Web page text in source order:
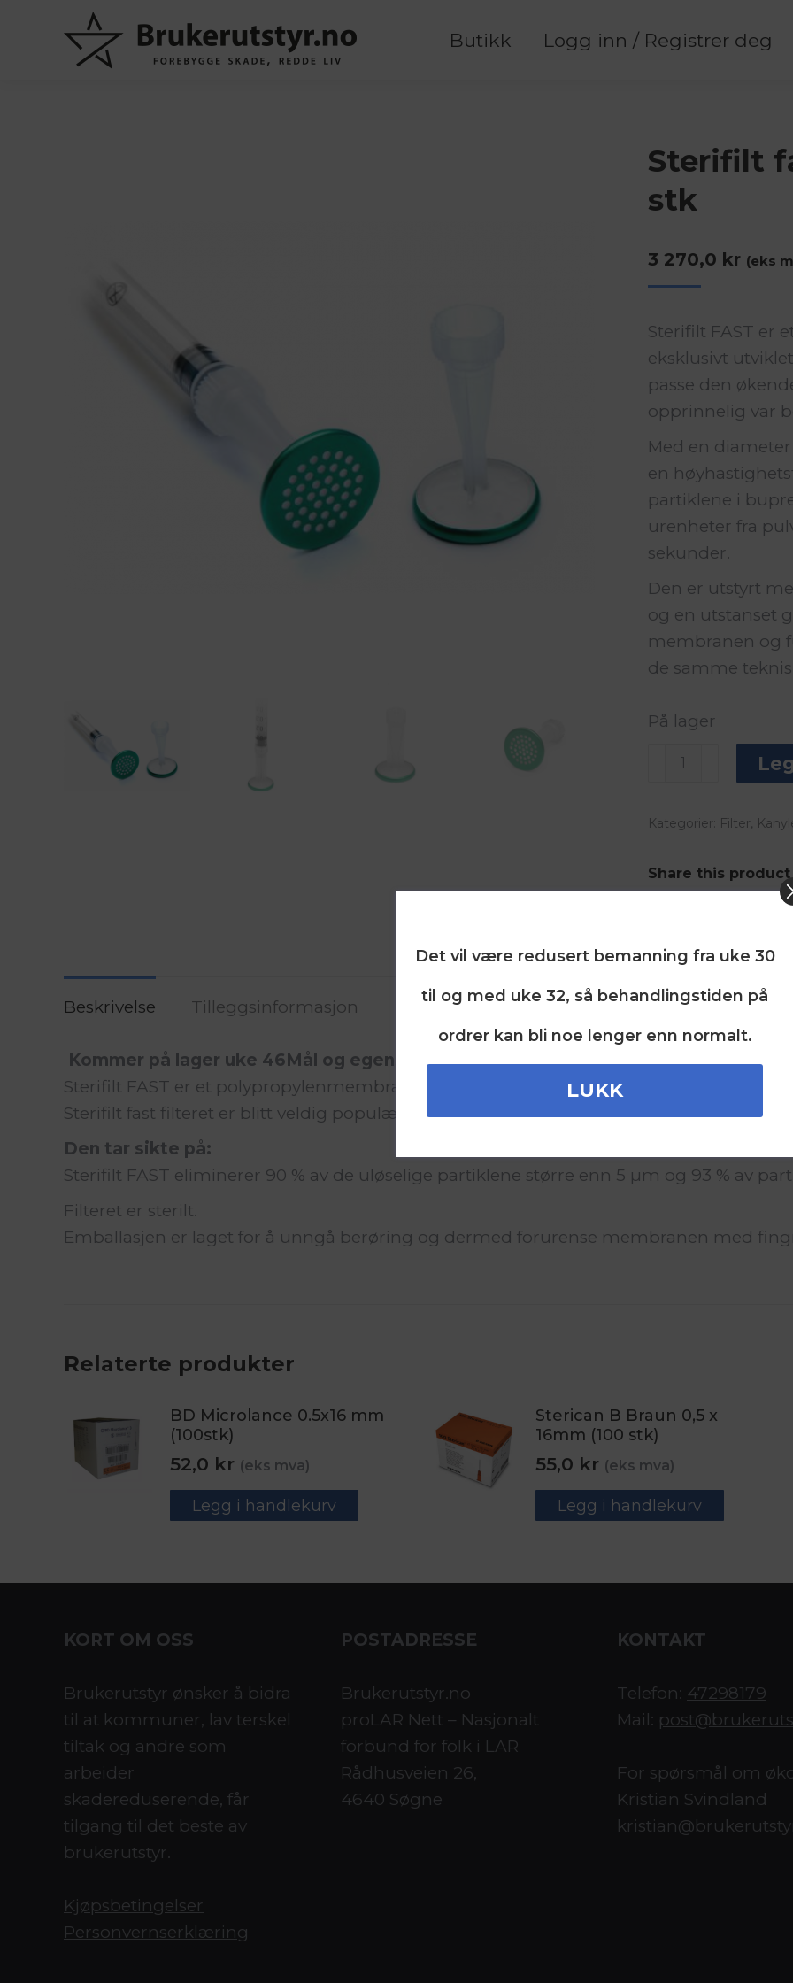
Butikk Logg inn / Registrer deg
Sterifilt
stk
3 270,0 kr (eks
Sterifilt FAST er
eksklusivt
passe den
opprinnelig var
Med en
en
partiklene i
urenheter fra
sekunder.
Den er utstyrt
og en utstanset
membranen og
de samme
På lager
Sterifilt
a
antall
Kategorier: Filter,
Share this product
Beskrivelse Tilleggsinformasjon
Kommer på lager uke 46Mål og egenskaper:
Sterifilt FAST er et polypropylenmembranfilter, kompatibelt med nesten alle sprøyter
Sterifilt fast filteret er blitt veldig populært og er enkelt i bruk.
Den tar sikte på:
Sterifilt FAST eliminerer 90 % av de uløselige partiklene større enn 5 µm og 93 % av
Filteret er sterilt.
Emballasjen er laget for å unngå berøring og dermed forurense membranen med
Relaterte produkter
BD Microlance 0.5x16 mm
(100stk)
52,0 kr (eks mva)
Legg i handlekurv
Sterican B Braun 0,5 x
16mm (100 stk)
55,0 kr (eks mva)
Legg i handlekurv
KORT OM OSS
Brukerutstyr ønsker å bidra
til at kommuner, lav terskel
tiltak og andre som
arbeider
skadereduserende, får
tilgang til det beste av
brukerutstyr.
Kjøpsbetingelser
Personvernserklæring
POSTADRESSE
Brukerutstyr.no
proLAR Nett – Nasjonalt
forbund for folk i LAR
Rådhusveien 26,
4640 Søgne
KONTAKT
Telefon: 47298179
Mail:
For spørsmål om
Kristian Svindland
Det vil være redusert bemanning fra uke 30
til og med uke 32, så behandlingstiden på
ordrer kan bli noe lenger enn normalt.
LUKK